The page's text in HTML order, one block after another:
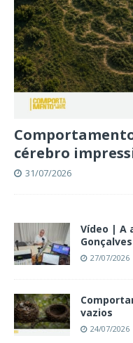
cérebro
31/07/2026
Vídeo | A
Gonçalves
27/07/2026
vazios
24/07/2026